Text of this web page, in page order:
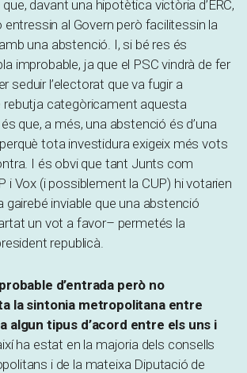
davant una hipotètica victòria d’ERC,
al Govern però facilitessin la
una abstenció. I, si bé res és
improbable, ja que el PSC vindrà de fer
seduir l’electorat que va fugir a
rebutja categòricament aquesta
que, a més, una abstenció és d’una
tota investidura exigeix més vots
I és obvi que tant Junts com
i Vox (i possiblement la CUP) hi votarien
gairebé inviable que una abstenció
un vot a favor– permetés la
republicà.
d’entrada però no
la sintonia metropolitana entre
algun tipus d’acord entre els uns i
ha estat en la majoria dels consells
i de la mateixa Diputació de